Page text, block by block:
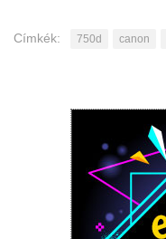
Címkék: 750d canon